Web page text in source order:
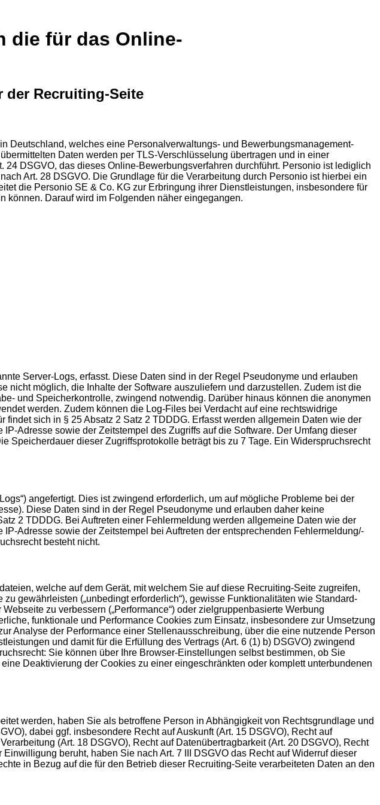
die für das Online-
der Recruiting-Seite
Deutschland, welches eine Personalverwaltungs- und Bewerbungsmanagement-
Daten werden per TLS-Verschlüsselung übertragen und in einer
DSGVO, das dieses Online-Bewerbungsverfahren durchführt. Personio ist lediglich
Art. 28 DSGVO. Die Grundlage für die Verarbeitung durch Personio ist hierbei ein
die Personio SE & Co. KG zur Erbringung ihrer Dienstleistungen, insbesondere für
können. Darauf wird im Folgenden näher eingegangen.
Server-Logs, erfasst. Diese Daten sind in der Regel Pseudonyme und erlauben
möglich, die Inhalte der Software auszuliefern und darzustellen. Zudem ist die
und Speicherkontrolle, zwingend notwendig. Darüber hinaus können die anonymen
werden. Zudem können die Log-Files bei Verdacht auf eine rechtswidrige
sich in § 25 Absatz 2 Satz 2 TDDDG. Erfasst werden allgemein Daten wie der
Adresse sowie der Zeitstempel des Zugriffs auf die Software. Der Umfang dieser
Speicherdauer dieser Zugriffsprotokolle beträgt bis zu 7 Tage. Ein Widerspruchsrecht
angefertigt. Dies ist zwingend erforderlich, um auf mögliche Probleme bei der
Diese Daten sind in der Regel Pseudonyme und erlauben daher keine
2 TDDDG. Bei Auftreten einer Fehlermeldung werden allgemeine Daten wie der
Adresse sowie der Zeitstempel bei Auftreten der entsprechenden Fehlermeldung/-
besteht nicht.
welche auf dem Gerät, mit welchem Sie auf diese Recruiting-Seite zugreifen,
gewährleisten („unbedingt erforderlich“), gewisse Funktionalitäten wie Standard-
zu verbessern („Performance“) oder zielgruppenbasierte Werbung
funktionale und Performance Cookies zum Einsatz, insbesondere zur Umsetzung
Analyse der Performance einer Stellenausschreibung, über die eine nutzende Person
und damit für die Erfüllung des Vertrags (Art. 6 (1) b) DSGVO) zwingend
Sie können über Ihre Browser-Einstellungen selbst bestimmen, ob Sie
Deaktivierung der Cookies zu einer eingeschränkten oder komplett unterbundenen
werden, haben Sie als betroffene Person in Abhängigkeit von Rechtsgrundlage und
dabei ggf. insbesondere Recht auf Auskunft (Art. 15 DSGVO), Recht auf
(Art. 18 DSGVO), Recht auf Datenübertragbarkeit (Art. 20 DSGVO), Recht
beruht, haben Sie nach Art. 7 III DSGVO das Recht auf Widerruf dieser
in Bezug auf die für den Betrieb dieser Recruiting-Seite verarbeiteten Daten an den